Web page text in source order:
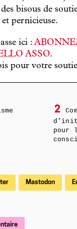
bisous de
pernicieuse.
ici :
ASSO.
pour votre
2
pour
Mastodon